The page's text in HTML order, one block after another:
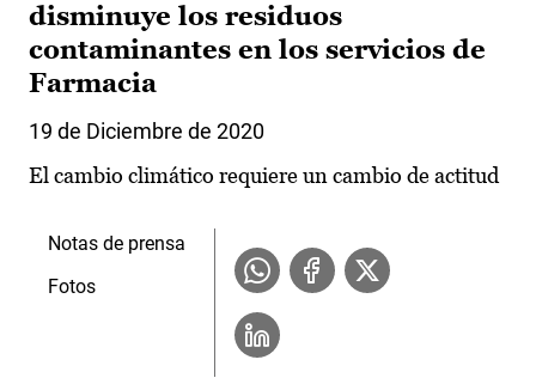
disminuye los residuos
contaminantes en los servicios de
Farmacia
19 de Diciembre de 2020
El cambio climático requiere un cambio de actitud
Notas de prensa
Fotos